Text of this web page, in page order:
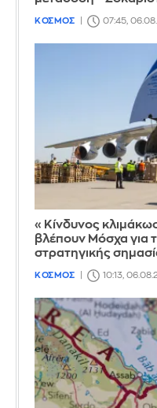
ΚΟΣΜΟΣ 07:45,
«Κίνδυνος
βλέπουν Μόσχα για
στρατηγικής
ΚΟΣΜΟΣ 10:13,